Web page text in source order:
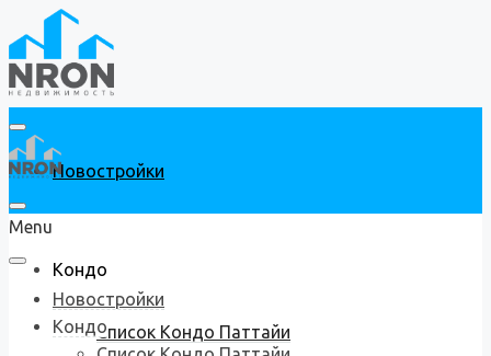
Новостройки
Кондо
Список Кондо Паттайи
Menu
Новостройки
Кондо